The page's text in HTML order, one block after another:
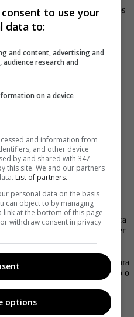
sino por packs para obtenerlos
Para los descuentos que está
mes del año puede ingresar al
% de descuento.
famosas de OnlyFans
OnlyFans?
pero desea crearla ahora
lo primero que debe hacer
o celular para
luego solicitará algunos
de usuario y contraseña, para
para un creador de contenido o
to use your
data to:
and content, advertising and
research and
on a device
and information from
and other device
by and shared with 347
this site. We and our partners
List of partners.
personal data on the basis
can object to by managing
at the bottom of this page
withdraw consent in privacy
options